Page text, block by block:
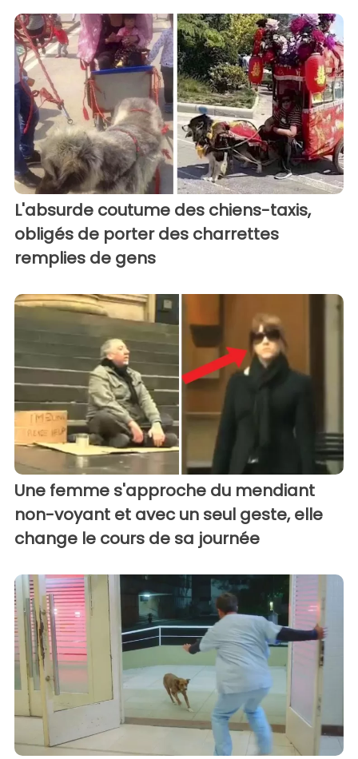
L'absurde coutume des chiens-taxis,
obligés de porter des charrettes
remplies de gens
Une femme s'approche du mendiant
non-voyant et avec un seul geste, elle
change le cours de sa journée